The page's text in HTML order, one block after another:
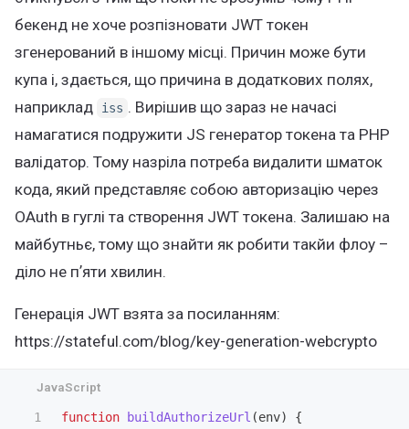
бекенд не хоче розпізновати JWT токен
згенерований в іншому місці. Причин може бути
купа і, здається, що причина в додаткових полях,
наприклад
iss . Вирішив що зараз не начасі
намагатися подружити JS генератор токена та PHP
валідатор. Тому назріла потреба видалити шматок
кода, який представляє собою авторизацію через
OAuth в гуглі та створення JWT токена. Залишаю на
майбутньє, тому що знайти як робити такйи флоу –
діло не пʼяти хвилин.
Генерація JWT взята за посиланням:
https://stateful.com/blog/key-generation-webcrypto
1
function buildAuthorizeUrl (env)
{